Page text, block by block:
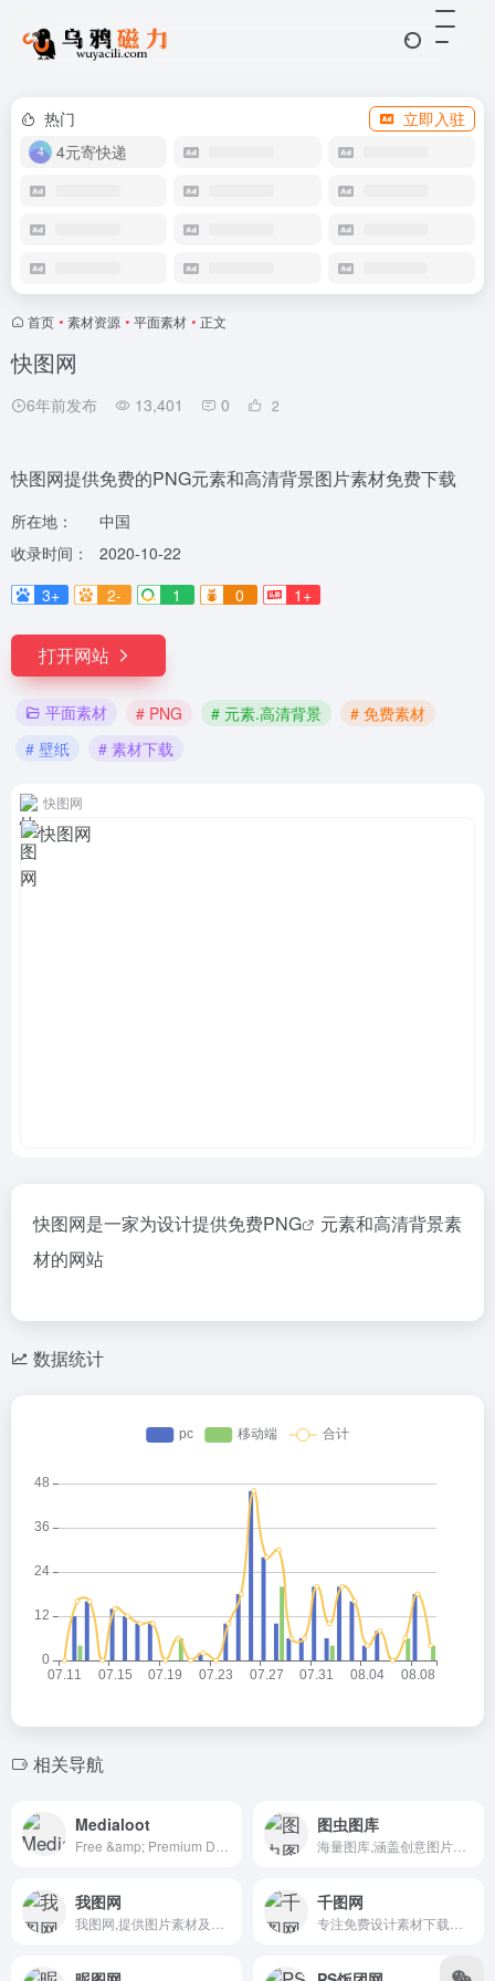
热门
立即入驻
4元寄快递
首页 • 素材资源 • 平面素材 • 正文
快图网
6年前发布 13,401 0 2
快图网提供免费的PNG元素和高清背景图片素材免费下载
所在地：
中国
收录时间：
2020-10-22
3+
2- 1 0 1+
打开网站
平面素材 # PNG # 元素.高清背景
# 免费素材
# 壁纸
# 素材下载
快图网
快图网是一家为设计提供免费PNG
元素和高清背景素
材的网站
数据统计
相关导航
Medialoot 图虫图库
我图网 千图网